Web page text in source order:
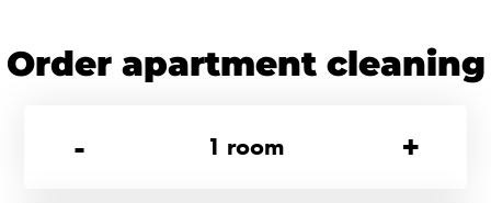
Order apartment cleaning
-
1 room +